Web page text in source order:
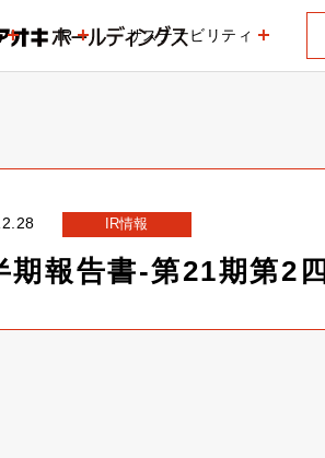
IR サステナビリティ
IR情報
期報告書-第21期第2